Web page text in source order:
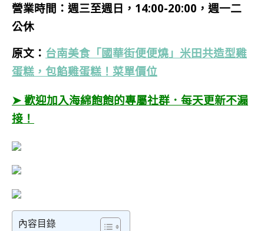
營業時間：週三至週日，14:00-20:00，週一二
公休
原文： 台南美食「國華街便便燒」米田共造型雞
蛋糕，包餡雞蛋糕！菜單價位
➤ 歡迎加入海綿飽飽的專屬社群．每天更新不漏
接！
內容目錄